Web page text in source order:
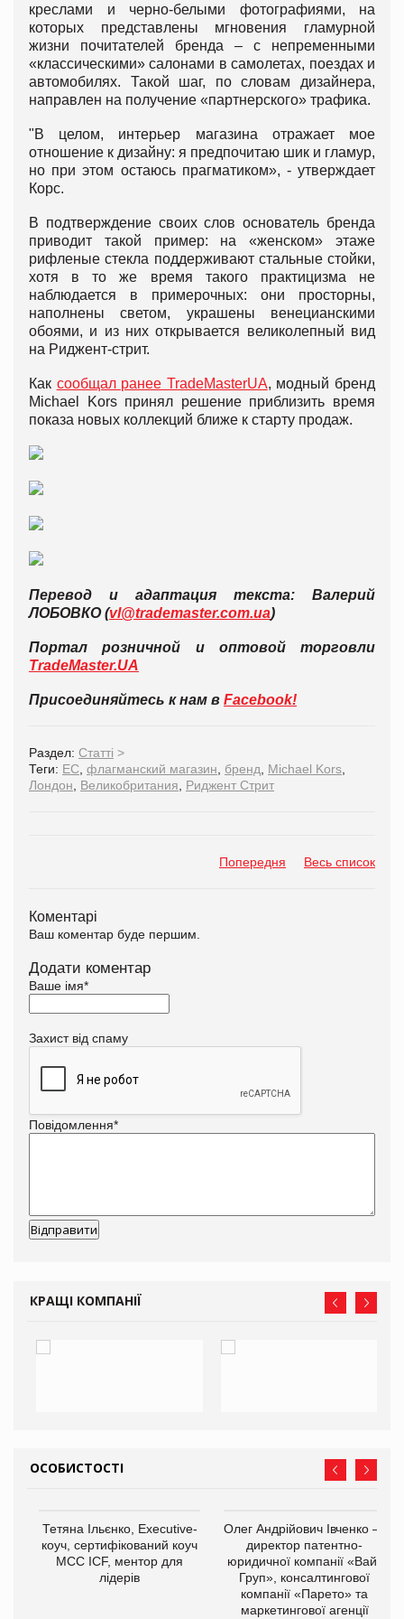
креслами и черно-белыми фотографиями, на
которых представлены мгновения гламурной
жизни почитателей бренда – с непременными
«классическими» салонами в самолетах, поездах и
автомобилях. Такой шаг, по словам дизайнера,
направлен на получение «партнерского» трафика.
"В целом, интерьер магазина отражает мое
отношение к дизайну: я предпочитаю шик и гламур,
но при этом остаюсь прагматиком», - утверждает
Корс.
В подтверждение своих слов основатель бренда
приводит такой пример: на «женском» этаже
рифленые стекла поддерживают стальные стойки,
хотя в то же время такого практицизма не
наблюдается в примерочных: они просторны,
наполнены светом, украшены венецианскими
обоями, и из них открывается великолепный вид
на Риджент-стрит.
Как сообщал ранее TradeMasterUA, модный бренд
Michael Kors принял решение приблизить время
показа новых коллекций ближе к старту продаж.
Перевод и адаптация текста: Валерий
ЛОБОВКО (vl@trademaster.com.ua)
Портал розничной и оптовой торговли
TradeMaster.UA
Присоединяйтесь к нам в Facebook!
Раздел: Статті >
Теги: ЕС флагманский магазин бренд Michael Kors
Лондон
Великобритания Риджент Стрит
Попередня Весь список
Коментарі
Ваш коментар буде першим.
Додати коментар
Ваше імя*
Захист від спаму
Повідомлення*
КРАЩІ КОМПАНІЇ
ОСОБИСТОСТІ
Тетяна Ільєнко, Executive-
коуч, сертифікований коуч
МСС ICF, ментор для
лідерів
Олег Андрійович Івченко —
директор патентно-
юридичної компанії «Вайз
Груп», консалтингової
компанії «Парето» та
маркетингової агенції